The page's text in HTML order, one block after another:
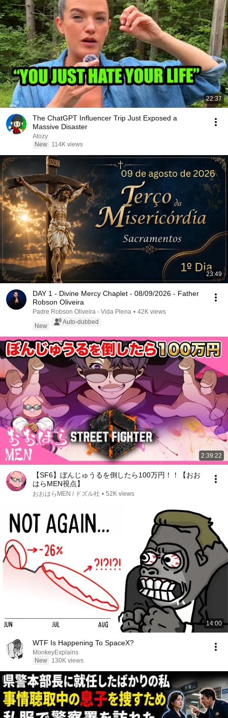
22:37
The ChatGPT Influencer Trip Just Exposed a
Massive Disaster
Atozy
New
114K views
23:49
DAY 1 - Divine Mercy Chaplet - 08/09/2026 - Father
Robson Oliveira
Padre Robson Oliveira - Vida Plena • 42K views
New
Auto-dubbed
2:39:22
【SF6】ぼんじゅうるを倒したら100万円！！【おお
はらMEN視点】
おおはらMEN / ドズル社 • 52K views
14:00
WTF Is Happening To SpaceX?
MonkeyExplains
New
130K views